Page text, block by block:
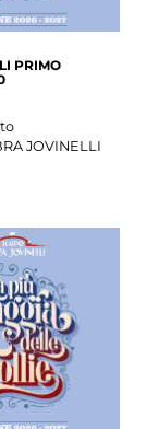
PRIMO
JOVINELLI